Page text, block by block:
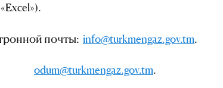
почты: info@turkmengaz.gov.tm.
odum@turkmengaz.gov.tm.